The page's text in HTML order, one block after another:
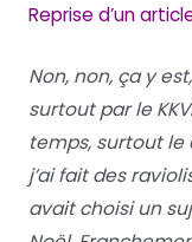
Reprise d’un
Non, non, ça y
surtout par le
temps, surtout le
j’ai fait des
avait choisi un